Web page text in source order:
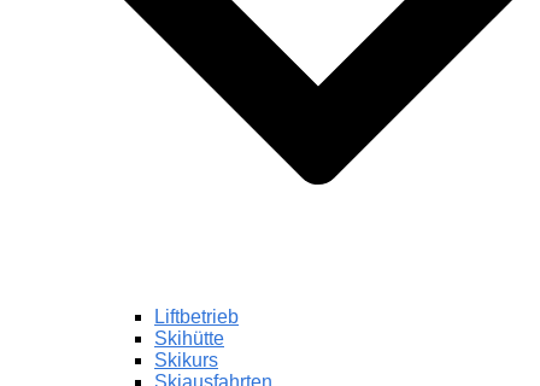
Liftbetrieb
Skihütte
Skikurs
Skiausfahrten